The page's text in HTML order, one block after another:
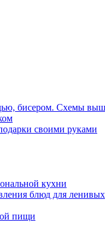
бисером. Схемы
своими руками
кухни
блюд для ленивых
пищи